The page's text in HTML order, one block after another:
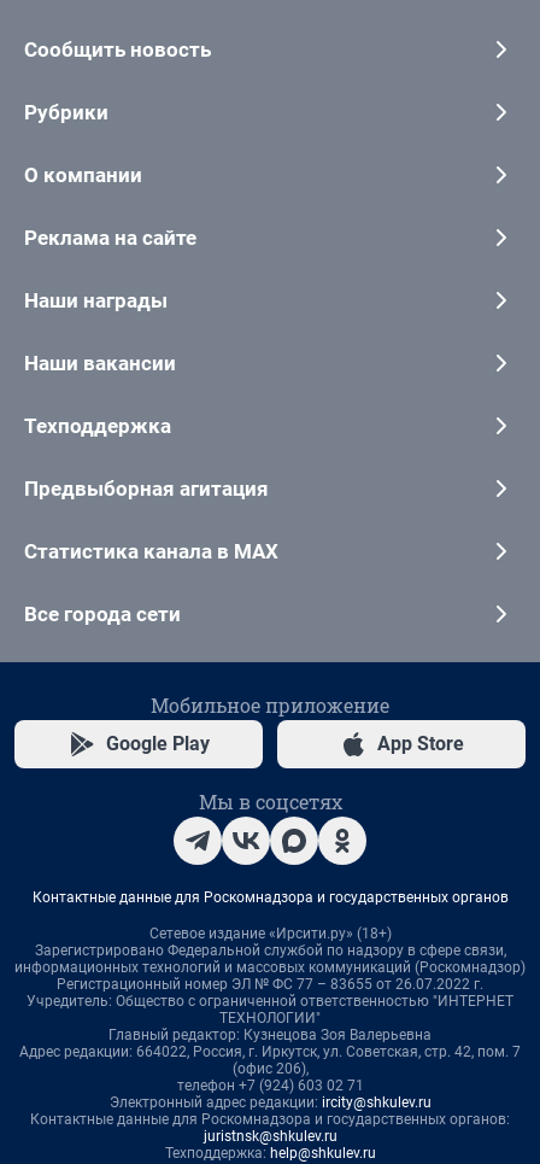
Сообщить новость
Рубрики
О компании
Реклама на сайте
Наши награды
Наши вакансии
Техподдержка
Предвыборная агитация
Статистика канала в MAX
Все города сети
Мобильное приложение
Google Play App Store
Мы в соцсетях
Контактные данные для Роскомнадзора и государственных органов
Сетевое издание «Ирсити.ру» (18+)
Зарегистрировано Федеральной службой по надзору в сфере связи,
информационных технологий и массовых коммуникаций (Роскомнадзор)
Регистрационный номер ЭЛ № ФС 77 – 83655 от 26.07.2022 г.
Учредитель: Общество с ограниченной ответственностью "ИНТЕРНЕТ
ТЕХНОЛОГИИ"
Главный редактор: Кузнецова Зоя Валерьевна
Адрес редакции: 664022, Россия, г. Иркутск, ул. Советская, стр. 42, пом. 7
(офис 206),
телефон +7 (924) 603 02 71
Электронный адрес редакции: ircity@shkulev.ru
Контактные данные для Роскомнадзора и государственных органов:
juristnsk@shkulev.ru
Техподдержка: help@shkulev.ru